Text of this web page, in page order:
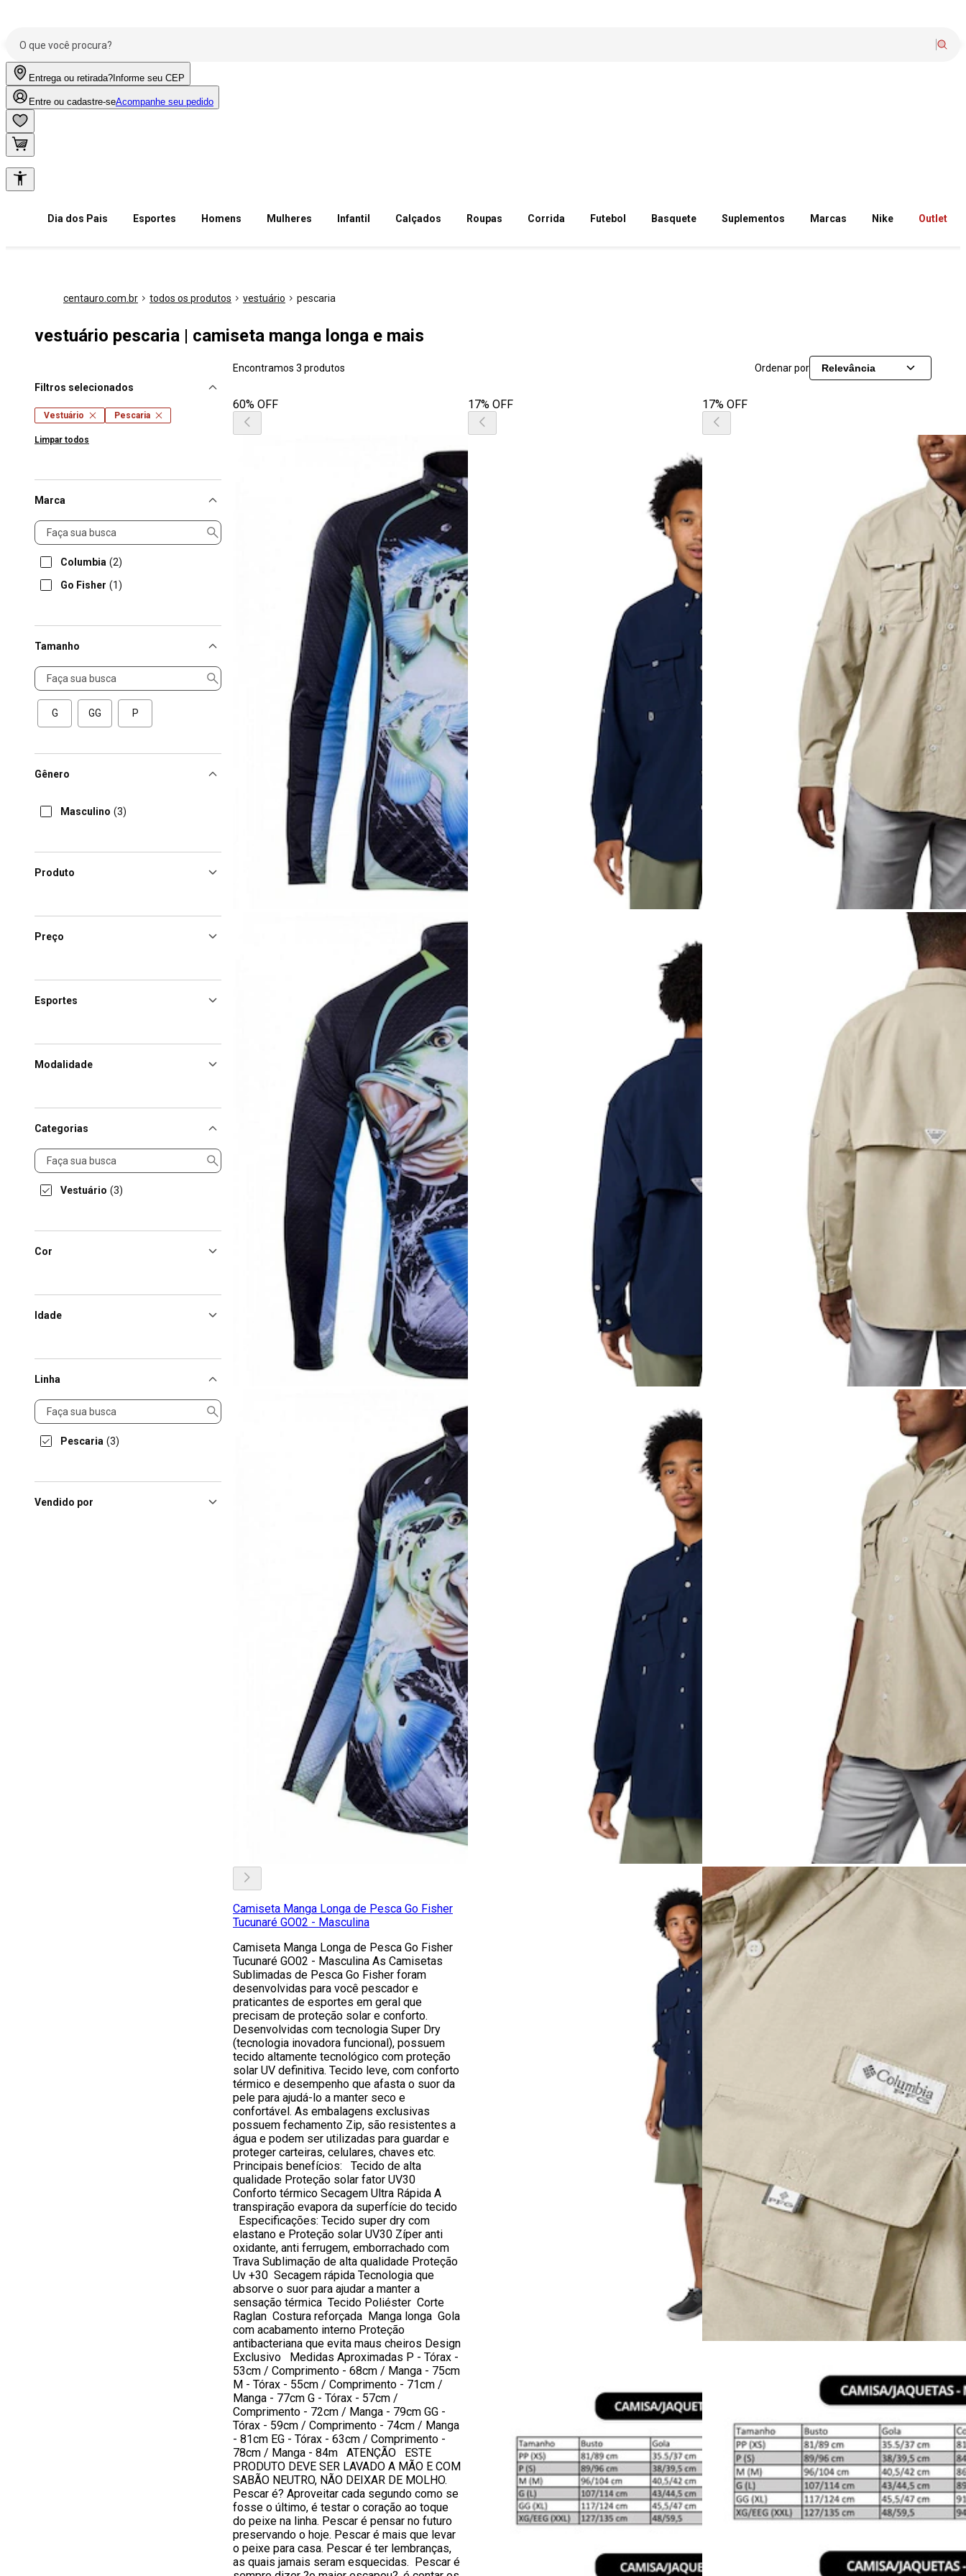
Entrega ou retirada? Informe seu CEP
Entre ou cadastre-seAcompanhe seu pedido
Dia dos Pais Esportes Homens Mulheres Infantil Calçados Roupas Corrida Futebol Basquete Suplementos Marcas Nike Outlet
centauro.com.br todos os produtos vestuário pescaria
vestuário pescaria | camiseta manga longa e mais
Filtros selecionados
Vestuário Pescaria
Limpar todos
Marca
Marca
Columbia (2)
Go Fisher (1)
Tamanho
Tamanho
G GG P
Gênero
Masculino (3)
Produto
Preço
Esportes
Modalidade
Categorias
Categorias
Vestuário (3)
Cor
Idade
Linha
Linha
Pescaria (3)
Vendido por
Encontramos 3 produtos Ordenar por Relevância
60% OFF
Camiseta Manga Longa de Pesca Go Fisher
Tucunaré GO02 - Masculina
Camiseta Manga Longa de Pesca Go Fisher
Tucunaré GO02 - Masculina As Camisetas
Sublimadas de Pesca Go Fisher foram
desenvolvidas para você pescador e
praticantes de esportes em geral que
precisam de proteção solar e conforto.
Desenvolvidas com tecnologia Super Dry
(tecnologia inovadora funcional), possuem
tecido altamente tecnológico com proteção
solar UV definitiva. Tecido leve, com conforto
térmico e desempenho que afasta o suor da
pele para ajudá-lo a manter seco e
confortável. As embalagens exclusivas
possuem fechamento Zip, são resistentes a
água e podem ser utilizadas para guardar e
proteger carteiras, celulares, chaves etc.
Principais benefícios: Tecido de alta
qualidade Proteção solar fator UV30
Conforto térmico Secagem Ultra Rápida A
transpiração evapora da superfície do tecido
Especificações: Tecido super dry com
elastano e Proteção solar UV30 Zíper anti
oxidante, anti ferrugem, emborrachado com
Trava Sublimação de alta qualidade Proteção
Uv +30 Secagem rápida Tecnologia que
absorve o suor para ajudar a manter a
sensação térmica Tecido Poliéster Corte
Raglan Costura reforçada Manga longa Gola
com acabamento interno Proteção
antibacteriana que evita maus cheiros Design
Exclusivo Medidas Aproximadas P - Tórax -
53cm / Comprimento - 68cm / Manga - 75cm
M - Tórax - 55cm / Comprimento - 71cm /
Manga - 77cm G - Tórax - 57cm /
Comprimento - 72cm / Manga - 79cm GG -
Tórax - 59cm / Comprimento - 74cm / Manga
- 81cm EG - Tórax - 63cm / Comprimento -
78cm / Manga - 84m ATENÇÃO ESTE
PRODUTO DEVE SER LAVADO A MÃO E COM
SABÃO NEUTRO, NÃO DEIXAR DE MOLHO.
Pescar é? Aproveitar cada segundo como se
fosse o último, é testar o coração ao toque
do peixe na linha. Pescar é pensar no futuro
preservando o hoje. Pescar é mais que levar
o peixe para casa. Pescar é ter lembranças,
as quais jamais seram esquecidas. Pescar é
17% OFF 17% OFF